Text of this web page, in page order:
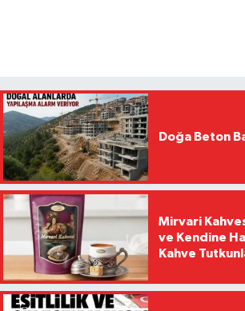
Doğa Beton
Mirvari
ve Kendine
Kahve